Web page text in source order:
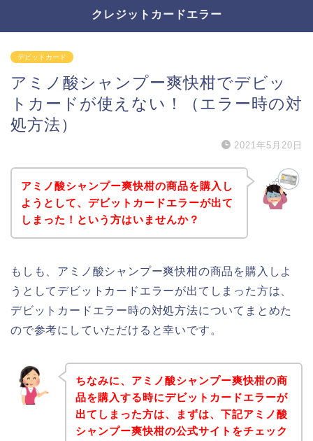
クレジットカードエラー
デビットカード
アミノ酸シャンプー爽快柑でデビッ
トカードが使えない！（エラー時の対
処方法）
2021年5月20日
アミノ酸シャンプー爽快柑の商品を購入し
ようとして、デビットカードエラーが出て
しまった！という方はいませんか？
もしも、アミノ酸シャンプー爽快柑の商品を購入しよ
うとしてデビットカードエラーが出てしまった方は、
デビットカードエラー時の対処方法についてまとめた
ので参考にしていただけると幸いです。
ちなみに、アミノ酸シャンプー爽快柑の商
品を購入する時にデビットカードエラーが
出てしまった方は、まずは、下記アミノ酸
シャンプー爽快柑の公式サイトをチェック